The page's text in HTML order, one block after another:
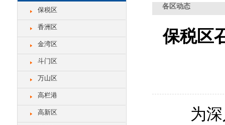
保税区
香洲区
金湾区
斗门区
万山区
高栏港
高新区
各区动态
保税区
为深